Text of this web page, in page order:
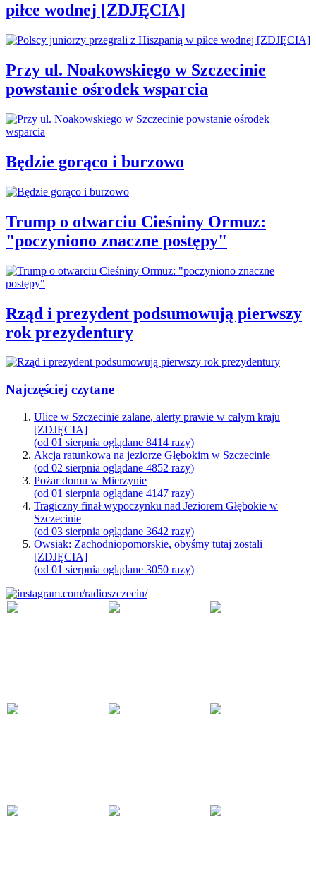
piłce wodnej [ZDJĘCIA]
Przy ul. Noakowskiego w Szczecinie
powstanie ośrodek wsparcia
Będzie gorąco i burzowo
Trump o otwarciu Cieśniny Ormuz:
"poczyniono znaczne postępy"
Rząd i prezydent podsumowują pierwszy
rok prezydentury
Najczęściej czytane
Ulice w Szczecinie zalane, alerty prawie w całym kraju
[ZDJĘCIA]
(od 01 sierpnia oglądane 8414 razy)
Akcja ratunkowa na jeziorze Głębokim w Szczecinie
(od 02 sierpnia oglądane 4852 razy)
Pożar domu w Mierzynie
(od 01 sierpnia oglądane 4147 razy)
Tragiczny finał wypoczynku nad Jeziorem Głębokie w
Szczecinie
(od 03 sierpnia oglądane 3642 razy)
Owsiak: Zachodniopomorskie, obyśmy tutaj zostali
[ZDJĘCIA]
(od 01 sierpnia oglądane 3050 razy)